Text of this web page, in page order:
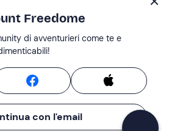
Freedome
di avventurieri come te e
con l'email